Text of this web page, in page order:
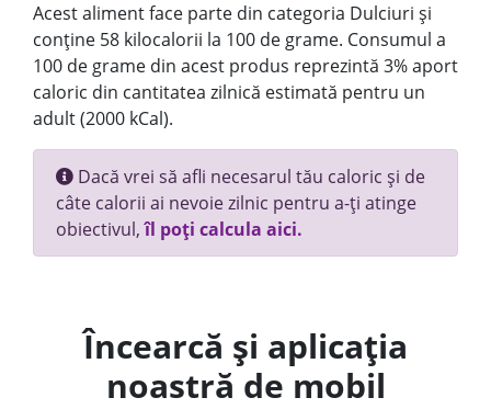
Acest aliment face parte din categoria Dulciuri și
conține 58 kilocalorii la 100 de grame. Consumul a
100 de grame din acest produs reprezintă 3% aport
caloric din cantitatea zilnică estimată pentru un
adult (2000 kCal).
Dacă vrei să afli necesarul tău caloric și de
câte calorii ai nevoie zilnic pentru a-ți atinge
obiectivul,îl poți calcula aici.
Încearcă și aplicația
noastră de mobil